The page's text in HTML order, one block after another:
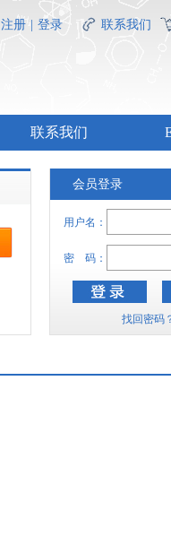
注册 登录 联系我们
联系我们
会员登录
用户名：
密 码：
找回密码